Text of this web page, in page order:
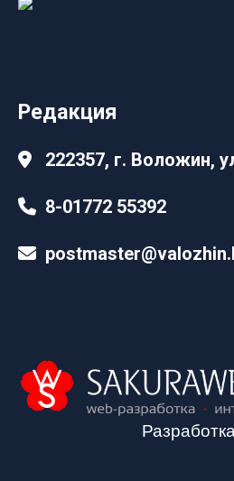
Редакция
222357, г. Воложин,
8-01772 55392